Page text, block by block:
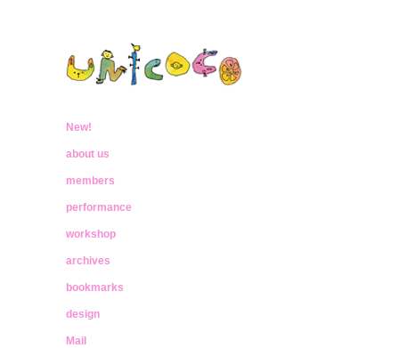
unicoco
なったんだ
New!
about us
members
performance
workshop
archives
bookmarks
design
Mail